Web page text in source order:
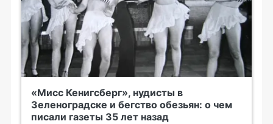
«Мисс Кенигсберг», нудисты в
Зеленоградске и бегство обезьян: о чем
писали газеты 35 лет назад